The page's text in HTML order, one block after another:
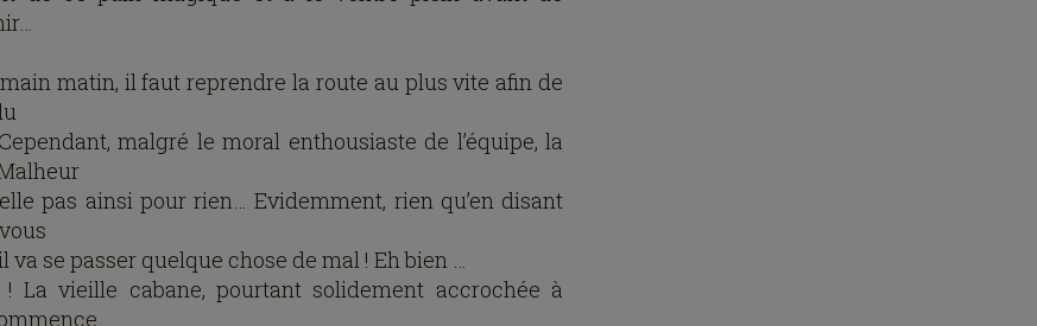
matin, il faut reprendre la route au plus vite afin de
malgré le moral enthousiaste de l’équipe, la
pas ainsi pour rien… Evidemment, rien qu’en disant
va se passer quelque chose de mal ! Eh bien …
La vieille cabane, pourtant solidement accrochée à